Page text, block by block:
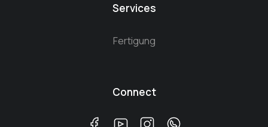
Services
Fertigung
Connect